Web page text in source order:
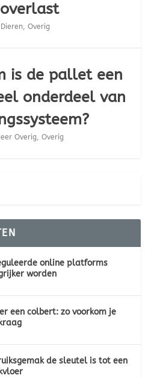
Dieren,Overig
is de pallet een
onderdeel van
Overig,Overig
online platforms
worden
een colbert: zo voorkom je
de sleutel is tot een